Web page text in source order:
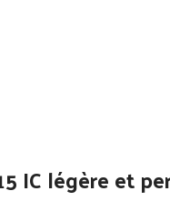
IC légère et